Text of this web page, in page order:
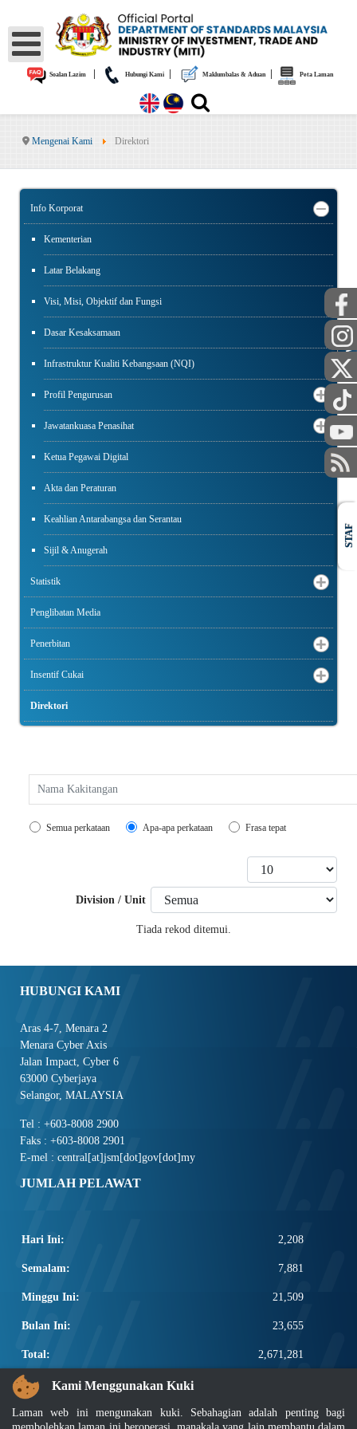
Soalan Lazim| Hubungi Kami| Maklumbalas & Aduan| Peta Laman
Mengenai Kami Direktori
Info Korporat
Kementerian
Latar Belakang
Visi, Misi, Objektif dan Fungsi
Dasar Kesaksamaan
Infrastruktur Kualiti Kebangsaan (NQI)
Profil Pengurusan
Jawatankuasa Penasihat
Ketua Pegawai Digital
Akta dan Peraturan
Keahlian Antarabangsa dan Serantau
Sijil & Anugerah
Statistik
Penglibatan Media
Penerbitan
Insentif Cukai
Direktori
Search
Semua perkataan Apa-apa perkataan Frasa tepat
Papar #
Division / Unit
Tiada rekod ditemui.
HUBUNGI KAMI
Aras 4-7, Menara 2
Menara Cyber Axis
Jalan Impact, Cyber 6
63000 Cyberjaya
Selangor, MALAYSIA
Tel : +603-8008 2900
Faks : +603-8008 2901
E-mel : central[at]jsm[dot]gov[dot]my
JUMLAH PELAWAT
Hari Ini: 2,208
Semalam: 7,881
Minggu Ini: 21,509
Bulan Ini: 23,655
Total: 2,671,281
PAUTAN POPULAR
Elektroteknikal, ICT dan Pembinaan
AWAM
STAF
Kami Menggunakan Kuki
Laman web ini mengunakan kuki. Sebahagian adalah penting bagi